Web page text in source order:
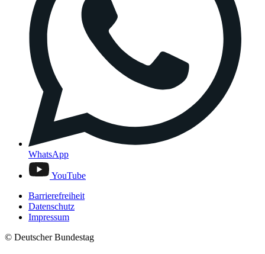
WhatsApp
YouTube
Barrierefreiheit
Datenschutz
Impressum
© Deutscher Bundestag